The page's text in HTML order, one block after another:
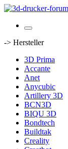
-> Hersteller
3D Prima
Accante
Anet
Anycubic
Artillery 3D
BCN3D
BIQU 3D
Bondtech
Buildtak
Creality